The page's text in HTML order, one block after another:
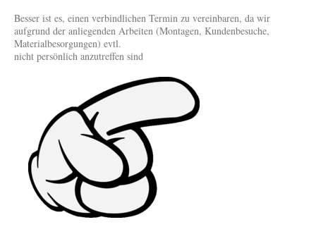
Besser ist es, einen verbindlichen Termin zu vereinbaren, da wir
aufgrund der anliegenden Arbeiten (Montagen, Kundenbesuche,
Materialbesorgungen) evtl.
nicht persönlich anzutreffen sind